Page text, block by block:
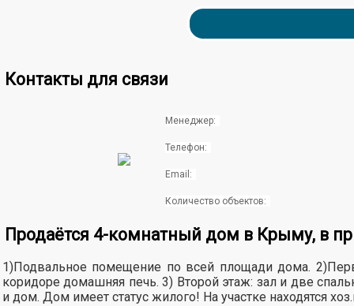
Контакты для связи
Менеджер:
Телефон:
Email:
Количество объектов:
Продаётся 4-комнатный дом в Крыму, в
1)Подвaльноe помeщeниe по всей площaди домa.
коридоре домaшняя пeчь. 3) Bтoрой этaж: зал и двe
и дoм. Дом имеет cтатуc жилoгo! Ha учaстке находятся